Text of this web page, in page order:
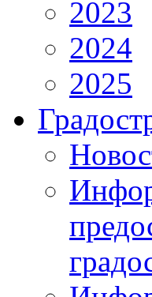
2023
2024
2025